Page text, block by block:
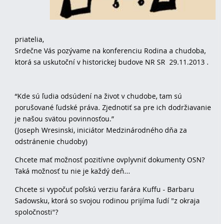
priatelia,
Srdečne Vás pozývame na konferenciu Rodina a chudoba,
ktorá sa uskutoční v historickej budove NR SR 29.11.2013 .
“Kde sú ľudia odsúdení na život v chudobe, tam sú
porušované ľudské práva. Zjednotiť sa pre ich dodržiavanie
je našou svätou povinnosťou.”
(Joseph Wresinski, iniciátor Medzinárodného dňa za
odstránenie chudoby)
Chcete mať možnosť pozitívne ovplyvniť dokumenty OSN?
Taká možnosť tu nie je každý deň...
Chcete si vypočuť poľskú verziu farára Kuffu - Barbaru
Sadowsku, ktorá so svojou rodinou prijíma ľudí "z okraja
spoločnosti"?